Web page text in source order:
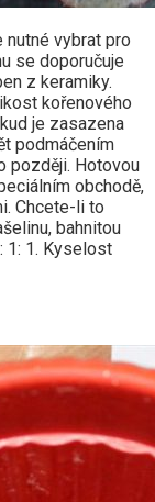
vybrat pro
se doporučuje
z keramiky.
kořenového
je zasazena
podmáčením
později. Hotovou
obchodě,
Chcete-li to
bahnitou
1: 1. Kyselost